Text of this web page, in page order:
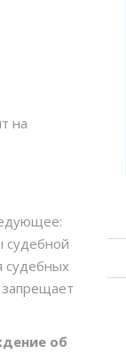
на
судебной
судебных
об